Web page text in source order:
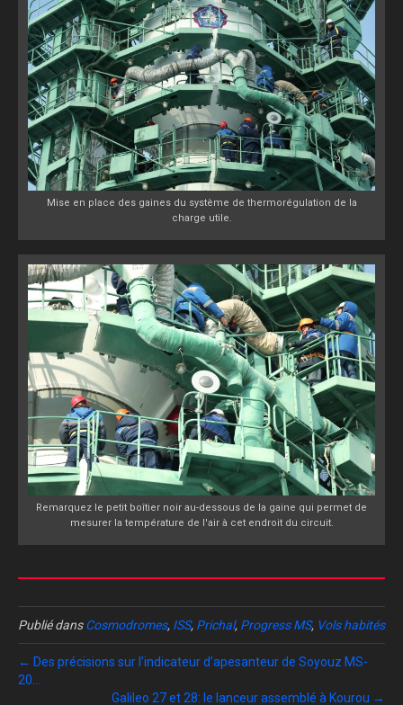
Mise en place des gaines du système de thermorégulation de la
charge utile.
Remarquez le petit boîtier noir au-dessous de la gaine qui permet de
mesurer la température de l'air à cet endroit du circuit.
Publié dansCosmodromes, ISS, Prichal, Progress MS, Vols habités
← Des précisions sur l’indicateur d’apesanteur de Soyouz MS-
20…
Galileo 27 et 28: le lanceur assemblé à Kourou →